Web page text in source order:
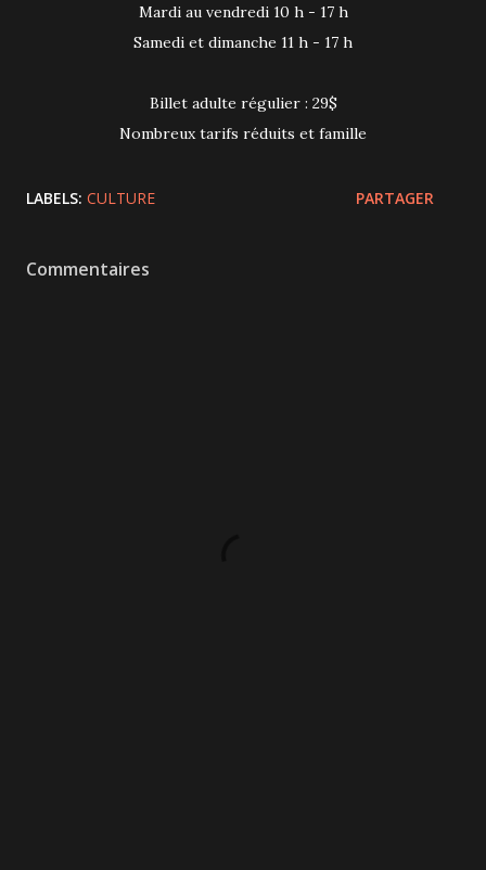
Mardi au vendredi 10 h - 17 h
Samedi et dimanche 11 h - 17 h
Billet adulte régulier : 29$
Nombreux tarifs réduits et famille
LABELS: CULTURE PARTAGER
Commentaires